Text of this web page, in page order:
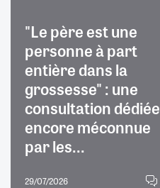
"Le père est une
personne à part
entière dans la
grossesse" : une
consultation dédiée
encore méconnue
par les...
29/07/2026